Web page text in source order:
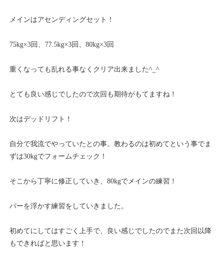
メインはアセンディングセット！
75kg×3回、77.5kg×3回、80kg×3回
重くなっても乱れる事なくクリア出来ました^_^
とても良い感じでしたので次回も期待がもてますね！
次はデッドリフト！
自分で我流でやっていたとの事。教わるのは初めてという事でま
ずは30kgでフォームチェック！
そこから丁寧に修正していき、80kgでメインの練習！
バーを浮かす練習をしていきました。
初めてにしてはすごく上手で、良い感じでしたのでまた次回以降
もできればと思います！